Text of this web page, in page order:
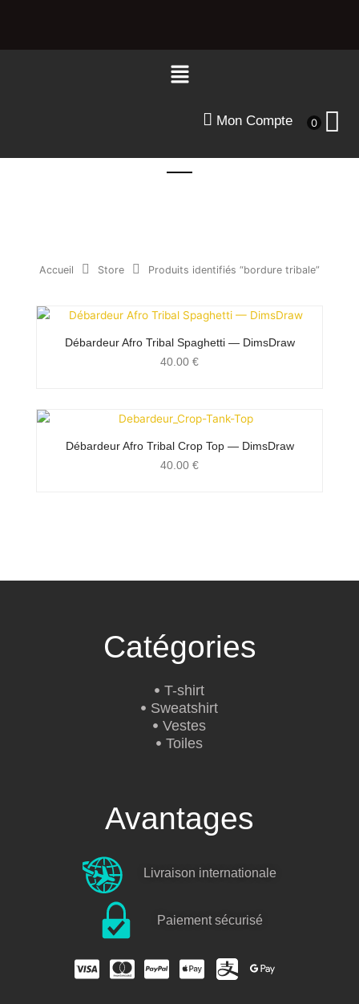
Menu
Mon Compte 0
Accueil Store Produits identifiés “bordure tribale”
Débardeur Afro Tribal Spaghetti — DimsDraw
40.00 €
Débardeur Afro Tribal Crop Top — DimsDraw
40.00 €
Catégories
T-shirt
Sweatshirt
Vestes
Toiles
Avantages
Livraison internationale
Paiement sécurisé